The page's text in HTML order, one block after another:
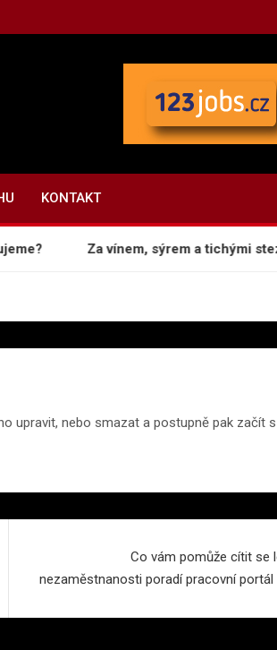
KONTAKT
Za vínem, sýrem a tichými
upravit, nebo smazat a postupně pak začít
Co vám pomůže cítit se
nezaměstnanosti poradí pracovní portál